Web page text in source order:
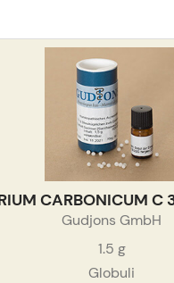
CARBONICUM
Gudjons GmbH
1.5 g
Globuli